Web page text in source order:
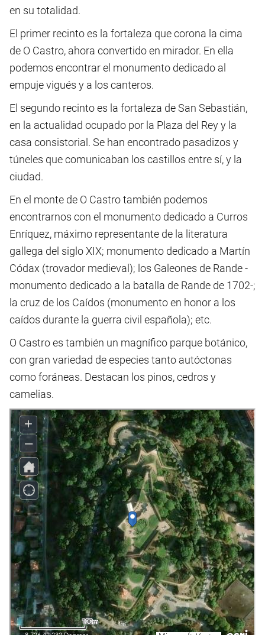
en su totalidad.
El primer recinto es la fortaleza que corona la cima
de O Castro, ahora convertido en mirador. En ella
podemos encontrar el monumento dedicado al
empuje vigués y a los canteros.
El segundo recinto es la fortaleza de San Sebastián,
en la actualidad ocupado por la Plaza del Rey y la
casa consistorial. Se han encontrado pasadizos y
túneles que comunicaban los castillos entre sí, y la
ciudad.
En el monte de O Castro también podemos
encontrarnos con el monumento dedicado a Curros
Enríquez, máximo representante de la literatura
gallega del siglo XIX; monumento dedicado a Martín
Códax (trovador medieval); los Galeones de Rande -
monumento dedicado a la batalla de Rande de 1702-;
la cruz de los Caídos (monumento en honor a los
caídos durante la guerra civil española); etc.
O Castro es también un magnífico parque botánico,
con gran variedad de especies tanto autóctonas
como foráneas. Destacan los pinos, cedros y
camelias.